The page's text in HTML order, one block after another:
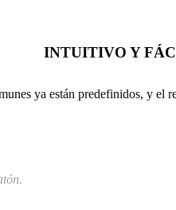
INTUITIVO Y
ya están predefinidos, y el